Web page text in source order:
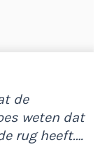
de
weten dat
rug heeft.…